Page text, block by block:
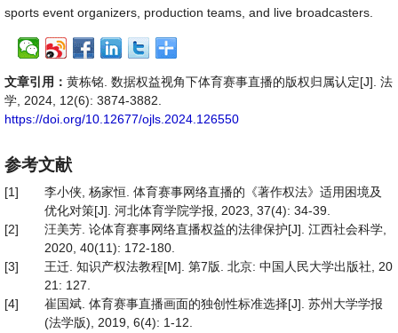
sports event organizers, production teams, and live broadcasters.
文章引用： 黄栋铭. 数据权益视角下体育赛事直播的版权归属认定[J]. 法
学, 2024, 12(6): 3874-3882.
https://doi.org/10.12677/ojls.2024.126550
参考文献
[1]
李小侠, 杨家恒. 体育赛事网络直播的《著作权法》适用困境及
优化对策[J]. 河北体育学院学报, 2023, 37(4): 34-39.
[2]
汪美芳. 论体育赛事网络直播权益的法律保护[J]. 江西社会科学,
2020, 40(11): 172-180.
[3]
王迁. 知识产权法教程[M]. 第7版. 北京: 中国人民大学出版社, 20
21: 127.
[4]
崔国斌. 体育赛事直播画面的独创性标准选择[J]. 苏州大学学报
(法学版), 2019, 6(4): 1-12.